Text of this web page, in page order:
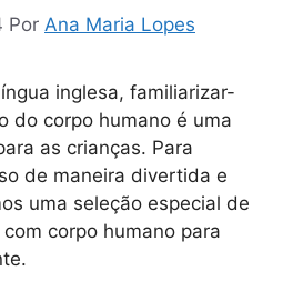
Por Ana Maria Lopes
inglesa, familiarizar-
do corpo humano é uma
as crianças. Para
de maneira divertida e
uma seleção especial de
corpo humano para